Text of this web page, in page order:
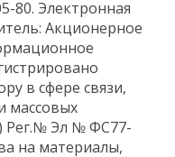
80. Электронная
Акционерное
в сфере связи,
массовых
Рег.№ Эл № ФС77-
на материалы,